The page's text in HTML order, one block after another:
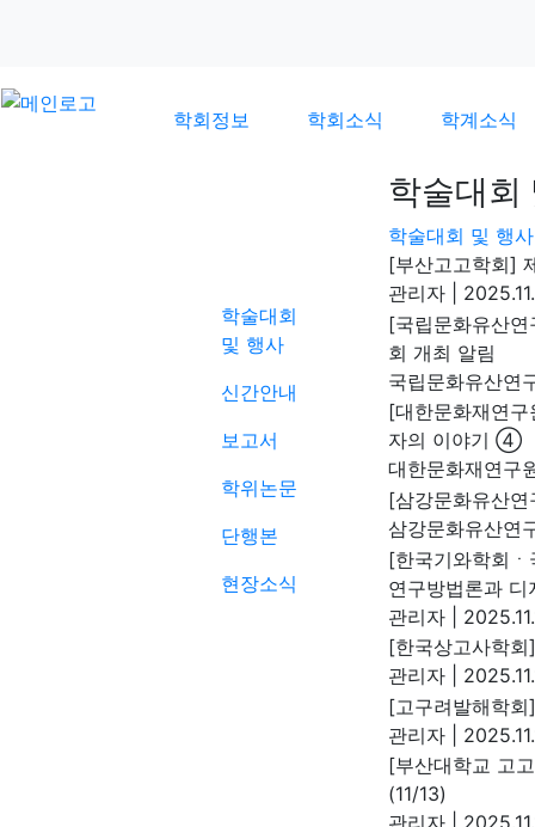
학회정보 학회소식 학계소식
학술대회
및 행사
신간안내
보고서
학위논문
단행본
현장소식
학술대회
학술대회 및 행사
[부산고고학회]
관리자
[국립문화유산
회 개최 알림
국립문화유산연
[대한문화재연
자의 이야기 ④
대한문화재연구
[삼강문화유산
삼강문화유산연
[한국기와학회
연구방법론과
관리자
[한국상고사학
관리자
[고구려발해학
관리자
[부산대학교 고
(11/13)